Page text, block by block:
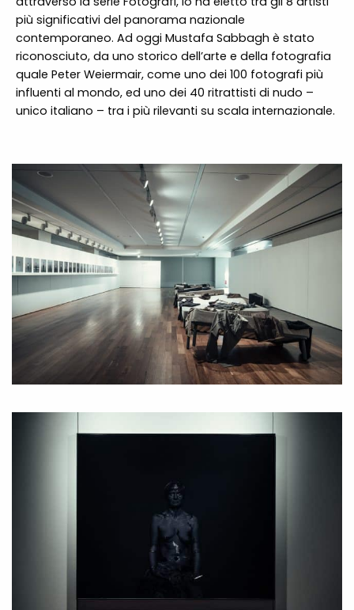
più significativi del panorama nazionale
contemporaneo. Ad oggi Mustafa Sabbagh è stato
riconosciuto, da uno storico dell’arte e della fotografia
quale Peter Weiermair, come uno dei 100 fotografi più
influenti al mondo, ed uno dei 40 ritrattisti di nudo –
unico italiano – tra i più rilevanti su scala internazionale.